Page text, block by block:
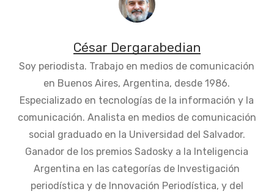
César Dergarabedian
Soy periodista. Trabajo en medios de comunicación
en Buenos Aires, Argentina, desde 1986.
Especializado en tecnologías de la información y la
comunicación. Analista en medios de comunicación
social graduado en la Universidad del Salvador.
Ganador de los premios Sadosky a la Inteligencia
Argentina en las categorías de Investigación
periodística y de Innovación Periodística, y del